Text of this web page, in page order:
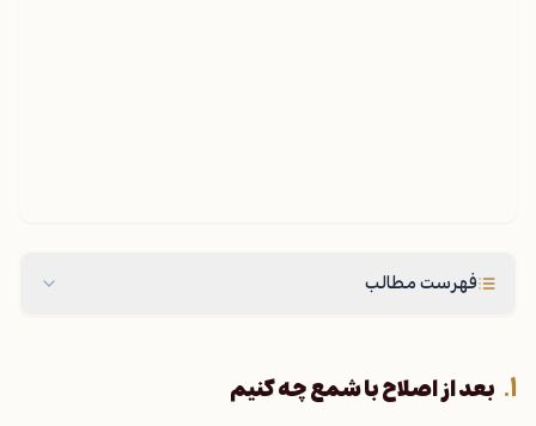
فهرست مطالب
بعد از اصلاح با شمع چه کنیم